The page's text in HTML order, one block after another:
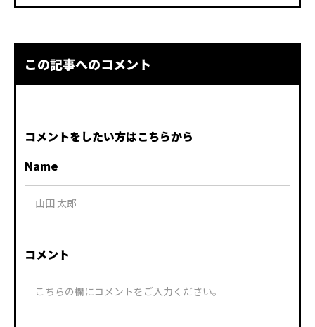
この記事へのコメント
コメントをしたい方はこちらから
コメント
Name